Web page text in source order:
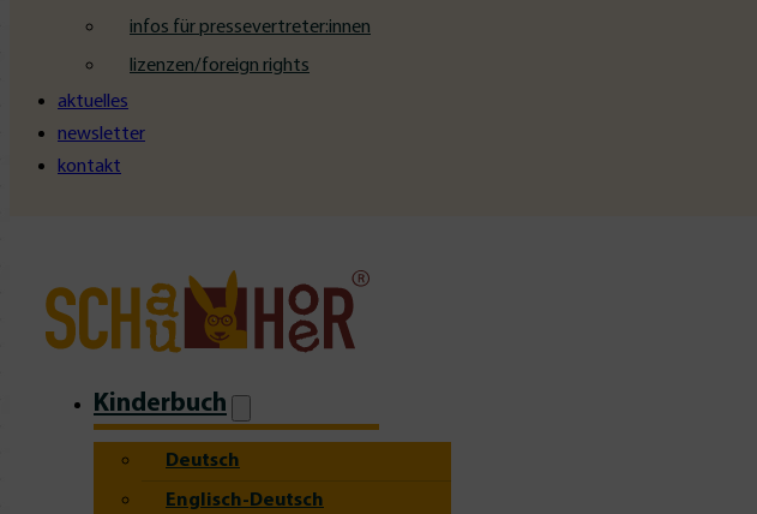
infos für pressevertreter:innen
lizenzen/foreign rights
aktuelles
newsletter
kontakt
Kinderbuch
Deutsch
Englisch-Deutsch